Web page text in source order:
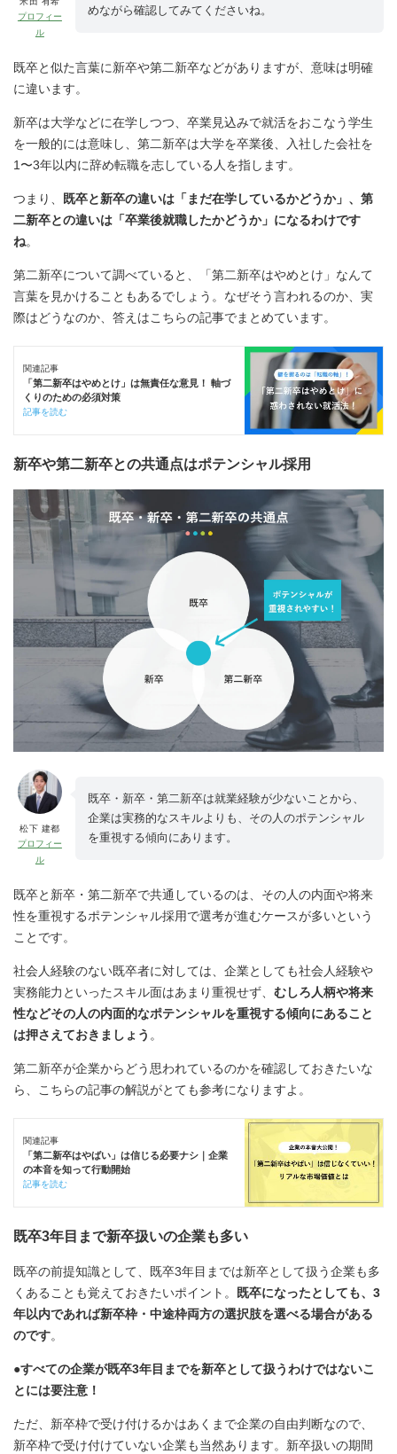
プロフィー
ル
めながら確認してみてくださいね。
既卒と似た言葉に新卒や第二新卒などがありますが、意味は明確
に違います。
新卒は大学などに在学しつつ、卒業見込みで就活をおこなう学生
を一般的には意味し、第二新卒は大学を卒業後、入社した会社を
1〜3年以内に辞め転職を志している人を指します。
つまり、
既卒と新卒の違いは「まだ在学しているかどうか」、第
二新卒との違いは「卒業後就職したかどうか」になるわけです
ね。
第二新卒について調べていると、「第二新卒はやめとけ」なんて
言葉を見かけることもあるでしょう。なぜそう言われるのか、実
際はどうなのか、答えはこちらの記事でまとめています。
関連記事
「第二新卒はやめとけ」は無責任な意見！ 軸づ
くりのための必須対策
記事を読む
新卒や第二新卒との共通点はポテンシャル採用
松下 建都
プロフィー
ル
既卒・新卒・第二新卒は就業経験が少ないことから、
企業は実務的なスキルよりも、その人のポテンシャル
を重視する傾向にあります。
既卒と新卒・第二新卒で共通しているのは、その人の内面や将来
性を重視するポテンシャル採用で選考が進むケースが多いという
ことです。
社会人経験のない既卒者に対しては、企業としても社会人経験や
実務能力といったスキル面はあまり重視せず、 むしろ人柄や将来
性などその人の内面的なポテンシャルを重視する傾向にあること
は押さえておきましょう 。
第二新卒が企業からどう思われているのかを確認しておきたいな
ら、こちらの記事の解説がとても参考になりますよ。
関連記事
「第二新卒はやばい」は信じる必要ナシ｜企業
の本音を知って行動開始
記事を読む
既卒3年目まで新卒扱いの企業も多い
既卒の前提知識として、既卒3年目までは新卒として扱う企業も多
くあることも覚えておきたいポイント。
既卒になったとしても、3
年以内であれば新卒枠・中途枠両方の選択肢を選べる場合がある
のです。
●すべての企業が既卒3年目までを新卒として扱うわけではないこ
とには要注意！
ただ、新卒枠で受け付けるかはあくまで企業の自由判断なので、
新卒枠で受け付けていない企業も当然あります。新卒扱いの期間